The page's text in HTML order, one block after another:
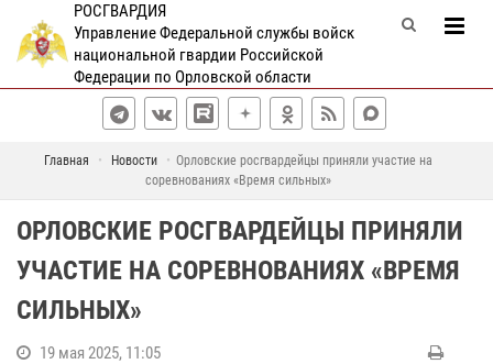
РОСГВАРДИЯ
Управление Федеральной службы войск
национальной гвардии Российской
Федерации по Орловской области
Главная Новости
Орловские росгвардейцы приняли участие на
соревнованиях «Время сильных»
ОРЛОВСКИЕ РОСГВАРДЕЙЦЫ ПРИНЯЛИ
УЧАСТИЕ НА СОРЕВНОВАНИЯХ «ВРЕМЯ
СИЛЬНЫХ»
19 мая 2025, 11:05